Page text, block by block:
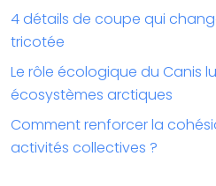
4 détails de coupe qui
tricotée
Le rôle écologique du Canis
écosystèmes arctiques
Comment renforcer la
activités collectives ?